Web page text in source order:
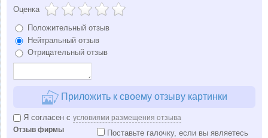
Оценка
Положительный отзыв
Нейтральный отзыв
Отрицательный отзыв
Приложить к своему отзыву картинки
Я согласен с условиями размещения отзыва
Отзыв фирмы
Поставьте галочку, если вы являетесь